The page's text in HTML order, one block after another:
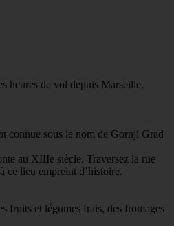
heures de vol depuis Marseille,
connue sous le nom de Gornji Grad
au XIIIe siècle. Traversez la rue
ce lieu empreint d’histoire.
fruits et légumes frais, des fromages